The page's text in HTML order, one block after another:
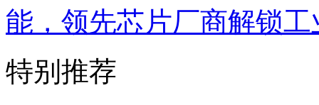
能，领先芯片厂商解锁
特别推荐